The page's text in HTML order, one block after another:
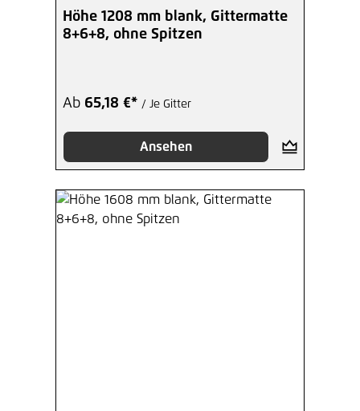
Durchschnittliche Bewertung von 4.5 von 5
Höhe 1208 mm blank, Gittermatte
8+6+8, ohne Spitzen
Ab 65,18 €* / Je Gitter
Ansehen